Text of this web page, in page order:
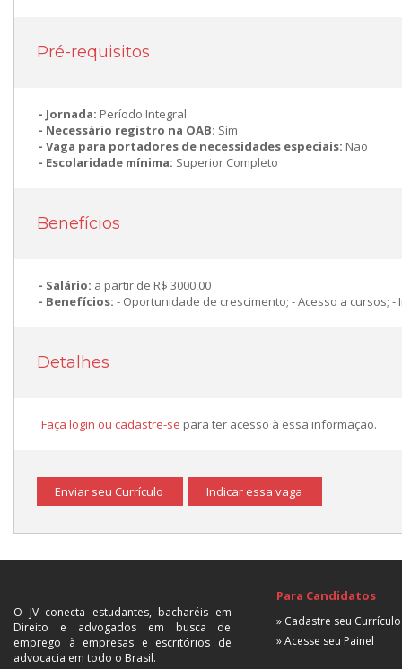
Pré-requisitos
Jornada: Período Integral
Necessário registro na OAB: Sim
Vaga para portadores de necessidades especiais: Não
Escolaridade mínima: Superior Completo
Benefícios
Salário: a partir de R$ 3000,00
Benefícios: - Oportunidade de crescimento; - Acesso a cursos; -
Detalhes
Faça login ou cadastre-se para ter acesso à essa informação.
Enviar seu Currículo Indicar essa vaga
O JV conecta estudantes, bacharéis em
Direito e advogados em busca de
emprego à empresas e escritórios de
advocacia em todo o Brasil.
Para Candidatos
» Cadastre seu Currículo
» Acesse seu Painel